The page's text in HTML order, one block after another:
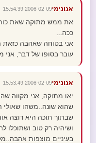
אנונימי2006-02-09 15:54:39
את ממש מתוקה שאת
ככה...
אני בטוחה שאהבה כזאת
עובר בסופו של דבר,
אנונימי2006-02-09 15:53:49
יאו מתוקה, אני מקווה
שהוא שונה..משהו שאולי
שבתוך תוכה היא רוצה
ושיהיה רק טוב ושתוכלו
בעיניים מוצפות